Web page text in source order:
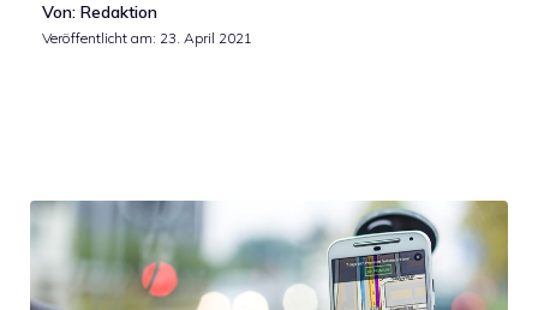
Von: Redaktion
Veröffentlicht am: 23. April 2021